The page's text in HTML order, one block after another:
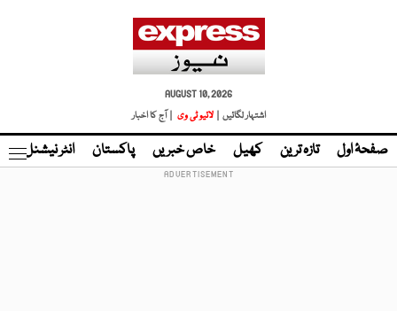
AUGUST 10, 2026
اشتہار لگائیں |
لائیو ٹی وی | آج کا اخبار
صفحۂ اول تازہ ترین کھیل خاص خبریں پاکستان انٹر نیشنل